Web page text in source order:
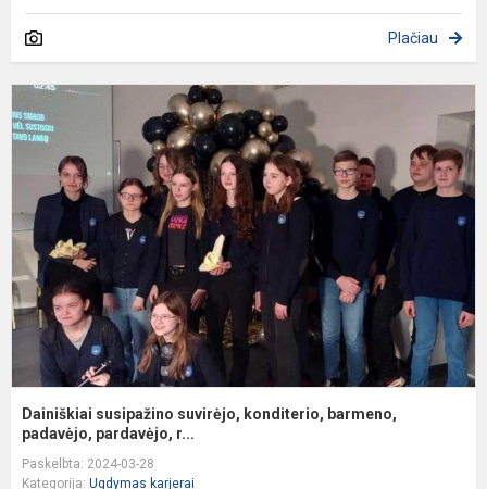
Plačiau
Dainiškiai susipažino suvirėjo, konditerio, barmeno,
padavėjo, pardavėjo, r...
Paskelbta: 2024-03-28
Kategorija: Ugdymas karjerai